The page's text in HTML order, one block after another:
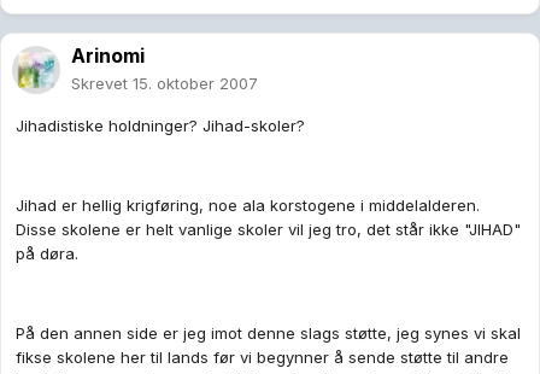
Arinomi
Skrevet 15. oktober 2007
Jihadistiske holdninger? Jihad-skoler?
Jihad er hellig krigføring, noe ala korstogene i middelalderen.
Disse skolene er helt vanlige skoler vil jeg tro, det står ikke "JIHAD"
på døra.
På den annen side er jeg imot denne slags støtte, jeg synes vi skal
fikse skolene her til lands før vi begynner å sende støtte til andre